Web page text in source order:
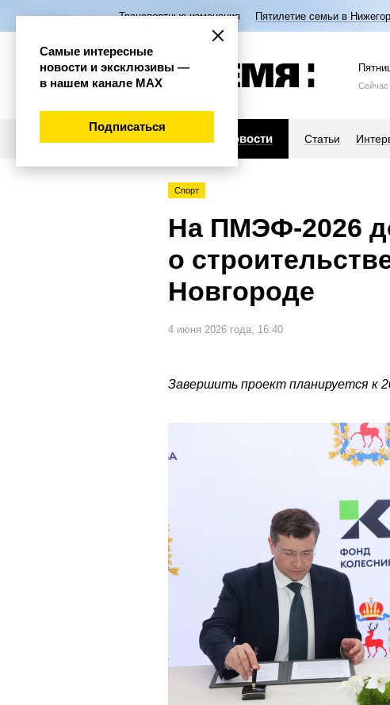
Транспортные изменения Пятилетие семьи в
Сейчас
Новости Статьи
Спорт
На ПМЭФ‑2026
о
Новгороде
4 июня 2026 года, 16:40
Завершить проект планируется к
Самые интересные
новости и эксклюзивы —
в нашем канале МАХ
Подписаться